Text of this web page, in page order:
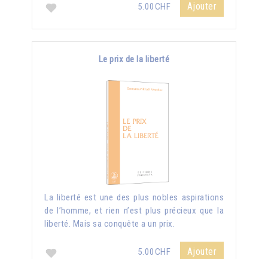
5.00CHF Ajouter
Le prix de la liberté
La liberté est une des plus nobles aspirations
de l’homme, et rien n’est plus précieux que la
liberté. Mais sa conquête a un prix.
5.00CHF Ajouter